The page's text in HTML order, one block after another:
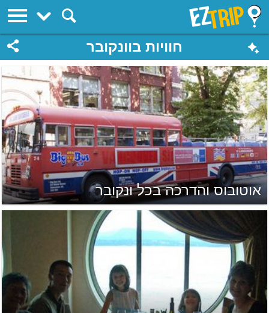
EZTrip
חוויות בוונקובר
אוטובוס והדרכה בכל ונקובר